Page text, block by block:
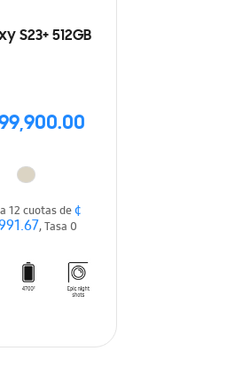
S23+ 512GB
12 cuotas de¢
, Tasa 0